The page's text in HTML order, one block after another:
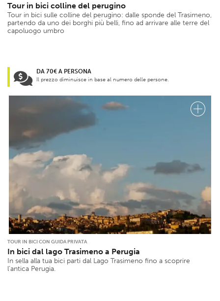
Tour in bici colline del perugino
Tour in bici sulle colline del perugino: dalle sponde del Trasimeno,
partendo da uno dei borghi più belli, fino ad arrivare alle terre del
capoluogo umbro
DA 70€ A PERSONA
Il prezzo diminuisce in base al numero delle persone.
TOUR IN BICI CON GUIDA PRIVATA
In bici dal lago Trasimeno a Perugia
In sella alla tua bici parti dal Lago Trasimeno fino a scoprire
l’antica Perugia.